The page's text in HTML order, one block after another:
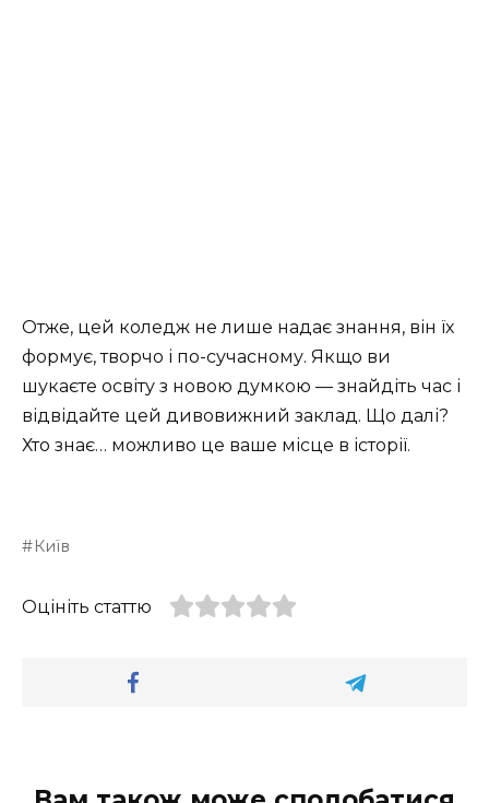
Отже, цей коледж не лише надає знання, він їх
формує, творчо і по-сучасному. Якщо ви
шукаєте освіту з новою думкою — знайдіть час і
відвідайте цей дивовижний заклад. Що далі?
Хто знає… можливо це ваше місце в історії.
Київ
Оцініть статтю